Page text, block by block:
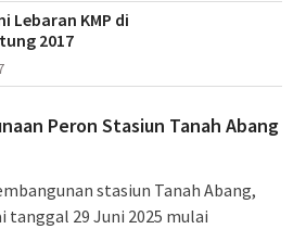
Lebaran KMP di
2017
Peron Stasiun Tanah Abang
stasiun Tanah Abang,
29 Juni 2025 mulai